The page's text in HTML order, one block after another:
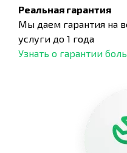
Реальная гарантия
Мы даем гарантия на
услуги до 1 года
Узнать о гарантии